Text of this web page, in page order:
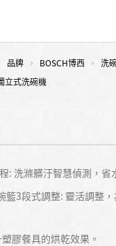
品牌 BOSCH博西
洗
立式洗碗機
: 洗滌髒汙智慧偵測，省
籃3段式調整: 靈活調整
膠餐具的烘乾效果。